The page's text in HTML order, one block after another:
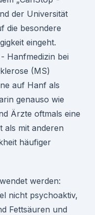
der Universität
die besondere
eingeht.
Hanfmedizin bei
(MS)
auf Hanf als
genauso wie
Ärzte oftmals eine
als mit anderen
häufiger
werden:
nicht psychoaktiv,
Fettsäuren und